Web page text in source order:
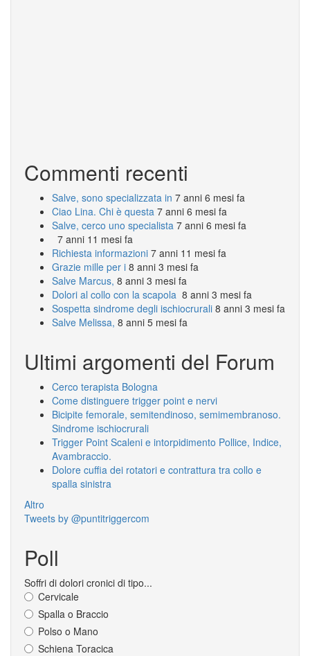
Commenti recenti
Salve, sono specializzata in 7 anni 6 mesi fa
Ciao Lina. Chi è questa 7 anni 6 mesi fa
Salve, cerco uno specialista 7 anni 6 mesi fa
7 anni 11 mesi fa
Richiesta informazioni 7 anni 11 mesi fa
Grazie mille per i 8 anni 3 mesi fa
Salve Marcus, 8 anni 3 mesi fa
Dolori al collo con la scapola 8 anni 3 mesi fa
Sospetta sindrome degli ischiocrurali 8 anni 3 mesi fa
Salve Melissa, 8 anni 5 mesi fa
Ultimi argomenti del Forum
Cerco terapista Bologna
Come distinguere trigger point e nervi
Bicipite femorale, semitendinoso, semimembranoso.
Sindrome ischiocrurali
Trigger Point Scaleni e intorpidimento Pollice, Indice,
Avambraccio.
Dolore cuffia dei rotatori e contrattura tra collo e
spalla sinistra
Altro
Tweets by @puntitriggercom
Poll
Soffri di dolori cronici di tipo...
Cervicale
Spalla o Braccio
Polso o Mano
Schiena Toracica